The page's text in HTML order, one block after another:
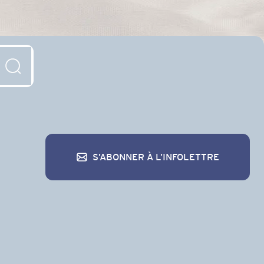
S’ABONNER À L’INFOLETTRE
S’abonner à l’infolettre